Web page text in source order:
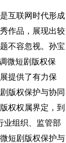
互联网时代形成
作品，展现出较
不容忽视。孙宝
微短剧版权保
提供了有力保
版权保护与协同
权权属界定，到
业组织、监管部
短剧版权保护与